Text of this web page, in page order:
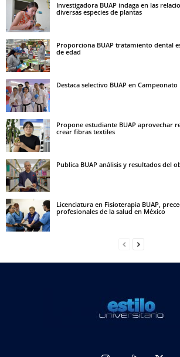
Investigadora BUAP indaga en las
diversas especies de plantas
Proporciona BUAP tratamiento dental
de edad
Destaca selectivo BUAP en
Propone estudiante BUAP aprovechar
crear fibras textiles
Publica BUAP análisis y resultados del
Licenciatura en Fisioterapia BUAP,
profesionales de la salud en México